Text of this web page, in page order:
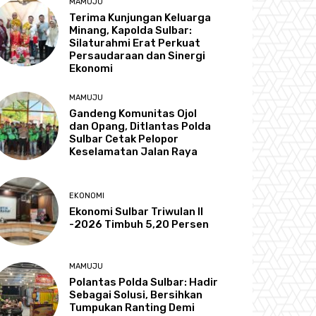
Terima Kunjungan Keluarga
Minang, Kapolda Sulbar:
Silaturahmi Erat Perkuat
Persaudaraan dan Sinergi
Ekonomi
MAMUJU
Gandeng Komunitas Ojol
dan Opang, Ditlantas Polda
Sulbar Cetak Pelopor
Keselamatan Jalan Raya
EKONOMI
Ekonomi Sulbar Triwulan II
-2026 Timbuh 5,20 Persen
MAMUJU
Polantas Polda Sulbar: Hadir
Sebagai Solusi, Bersihkan
Tumpukan Ranting Demi